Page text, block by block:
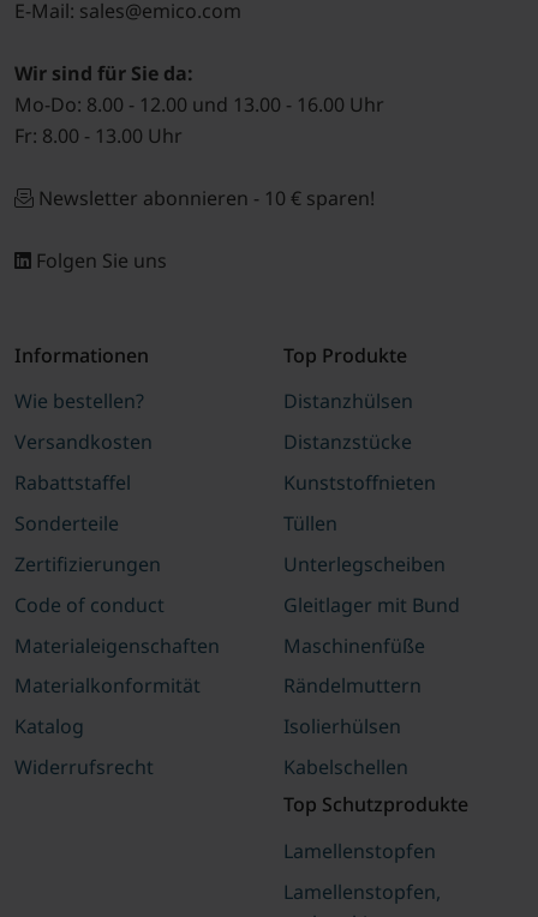
E-Mail: sales@emico.com
Wir sind für Sie da:
Mo-Do: 8.00 - 12.00 und 13.00 - 16.00 Uhr
Fr: 8.00 - 13.00 Uhr
Newsletter abonnieren - 10 € sparen!
Folgen Sie uns
Informationen
Wie bestellen?
Versandkosten
Rabattstaffel
Sonderteile
Zertifizierungen
Code of conduct
Materialeigenschaften
Materialkonformität
Katalog
Widerrufsrecht
Top Produkte
Distanzhülsen
Distanzstücke
Kunststoffnieten
Tüllen
Unterlegscheiben
Gleitlager mit Bund
Maschinenfüße
Rändelmuttern
Isolierhülsen
Kabelschellen
Top Schutzprodukte
Lamellenstopfen
Lamellenstopfen,